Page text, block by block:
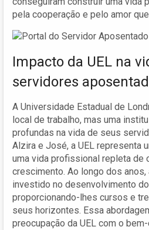
pela cooperação e pelo amor
Impacto da UEL na
servidores
A Universidade Estadual de
local de trabalho, mas uma
profundas na vida de seus
Alzira e José, a UEL representa
uma vida profissional repleta de
crescimento. Ao longo dos
investido no desenvolvimento
proporcionando-lhes cursos e
seus horizontes. Essa
preocupação da UEL com o